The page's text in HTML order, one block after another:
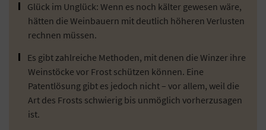
Glück im Unglück: Wenn es noch kälter gewesen wäre,
hätten die Weinbauern mit deutlich höheren Verlusten
rechnen müssen.
Es gibt zahlreiche Methoden, mit denen die Winzer ihre
Weinstöcke vor Frost schützen können. Eine
Patentlösung gibt es jedoch nicht – vor allem, weil die
Art des Frosts schwierig bis unmöglich vorherzusagen
ist.